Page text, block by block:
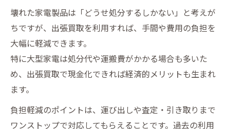
壊れた家電製品は「どうせ処分するしかない」と考えが
ちですが、出張買取を利用すれば、手間や費用の負担を
大幅に軽減できます。
特に大型家電は処分代や運搬費がかかる場合も多いた
め、出張買取で現金化できれば経済的メリットも生まれ
ます。
負担軽減のポイントは、運び出しや査定・引き取りまで
ワンストップで対応してもらえることです。過去の利用